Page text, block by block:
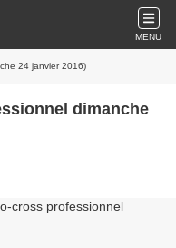
MENU
24 janvier 2016)
dimanche